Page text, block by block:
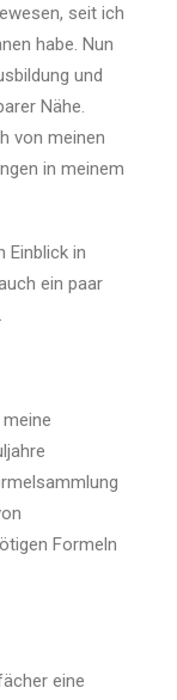
seit ich
habe. Nun
und
Nähe.
von meinen
in meinem
Einblick in
ein paar
Formeln
eine